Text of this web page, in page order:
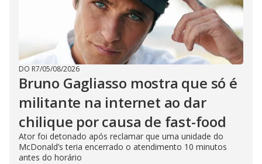
DO R7/05/08/2026
Bruno Gagliasso mostra que só é
militante na internet ao dar
chilique por causa de fast-food
Ator foi detonado após reclamar que uma unidade do
McDonald’s teria encerrado o atendimento 10 minutos
antes do horário